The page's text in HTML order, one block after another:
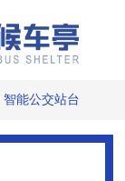
智能公交站台